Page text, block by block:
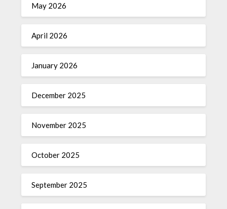
May 2026
April 2026
January 2026
December 2025
November 2025
October 2025
September 2025